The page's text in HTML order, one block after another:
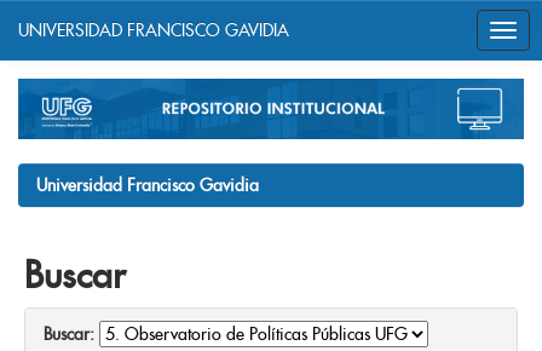
navigation
UNIVERSIDAD FRANCISCO GAVIDIA
Universidad Francisco Gavidia
Buscar
Buscar: